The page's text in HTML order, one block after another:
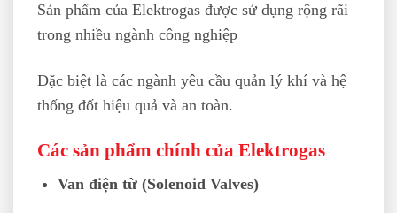
Sản phẩm của Elektrogas được sử dụng rộng rãi
trong nhiều ngành công nghiệp
Đặc biệt là các ngành yêu cầu quản lý khí và hệ
thống đốt hiệu quả và an toàn.
Các sản phẩm chính của Elektrogas
Van điện từ (Solenoid Valves)